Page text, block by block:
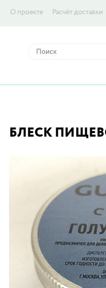
О проекте Расчёт доставки
БЛЕСК